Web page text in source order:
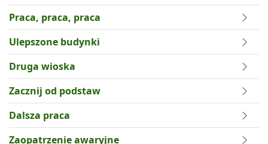
Praca, praca, praca
Ulepszone budynki
Druga wioska
Zacznij od podstaw
Dalsza praca
Zaopatrzenie awaryjne